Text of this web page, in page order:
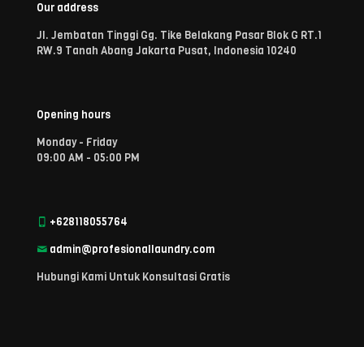
Our address
Jl. Jembatan Tinggi Gg. Tike Belakang Pasar Blok G RT.1
RW.9 Tanah Abang Jakarta Pusat, Indonesia 10240
Opening hours
Monday - Friday
09:00 AM - 05:00 PM
+628118055764
admin@profesionallaundry.com
Hubungi Kami Untuk Konsultasi Gratis